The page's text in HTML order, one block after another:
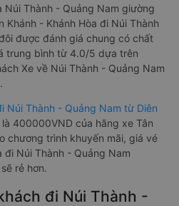
Núi Thành - Quảng Nam giường
Khánh - Khánh Hòa đi Núi Thành
được đánh giá chung có chất
trung bình từ 4.0/5 dựa trên
Xe về Núi Thành - Quảng Nam
Núi Thành - Quảng Nam từ Diên
là 400000VND của hãng xe Tân
chương trình khuyến mãi, giá vé
đi Núi Thành - Quảng Nam
rẻ hơn.
đi Núi Thành -